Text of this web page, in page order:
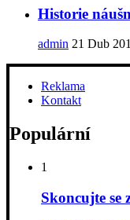
Historie
admin 21 Dub
Reklama
Kontakt
Populární
1
Skoncujte se